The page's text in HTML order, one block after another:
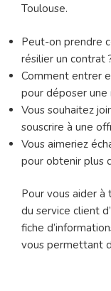
Toulouse.
Peut-on prendre
résilier un contrat
Comment entrer
pour déposer une
Vous souhaitez
souscrire à une
Vous aimeriez
pour obtenir plus
Pour vous aider
du service client
fiche
vous permettant